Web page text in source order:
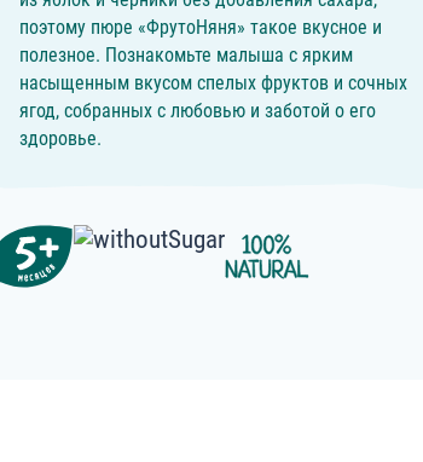
поэтому пюре «ФрутоНяня» такое вкусное и
полезное. Познакомьте малыша с ярким
насыщенным вкусом спелых фруктов и сочных
ягод, собранных с любовью и заботой о его
здоровье.